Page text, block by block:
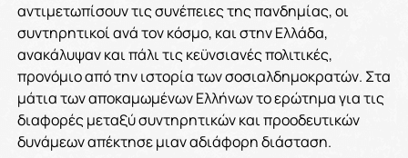
αντιμετωπίσουν τις συνέπειες της πανδημίας, οι
συντηρητικοί ανά τον κόσμο, και στην Ελλάδα,
ανακάλυψαν και πάλι τις κεϋνσιανές πολιτικές,
προνόμιο από την ιστορία των σοσιαλδημοκρατών. Στα
μάτια των αποκαμωμένων Ελλήνων το ερώτημα για τις
διαφορές μεταξύ συντηρητικών και προοδευτικών
δυνάμεων απέκτησε μιαν αδιάφορη διάσταση.